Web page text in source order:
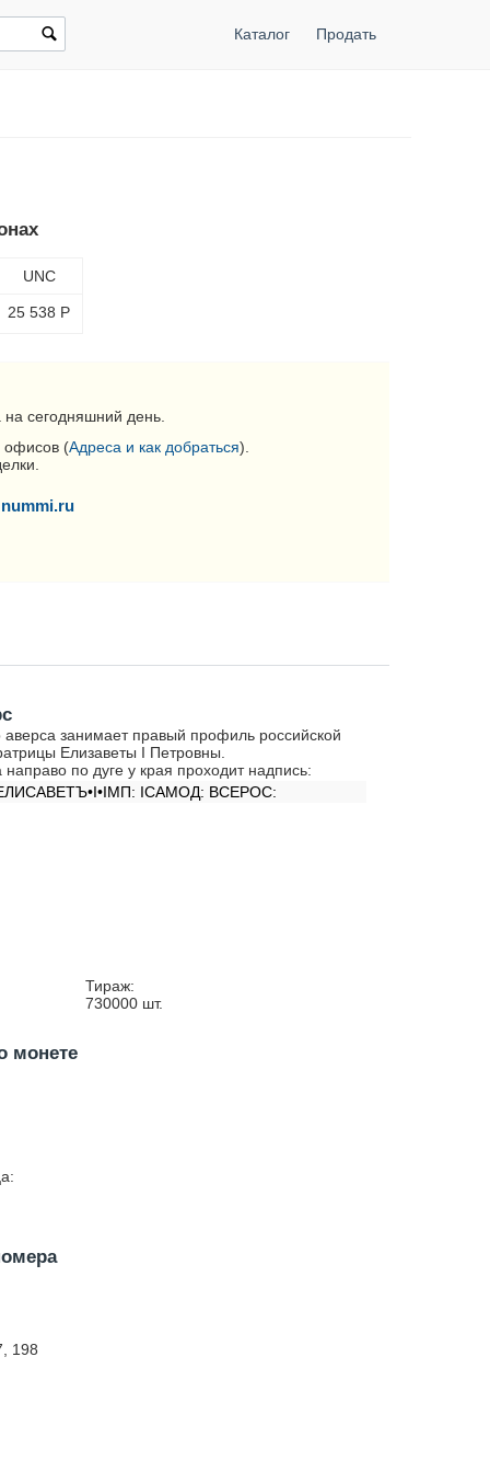
Каталог Продать
UNC
25 538 Р
сегодняшний день.
офисов (Адреса и как добраться).
аверса занимает правый профиль российской
Елизаветы I Петровны.
направо по дуге у края проходит надпись:
IСАМОД: ВСЕРОС:
Тираж:
730000 шт.
монете
198